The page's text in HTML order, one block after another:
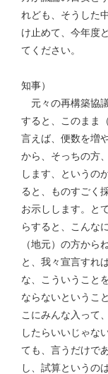
れども、そうした
け止めて、今年度
てください。
知事）
元々の再構築協
すると、このまま
言えば、便数を増
から、そっちの方
します、というの
ると、ものすごく
お示しします。と
らすると、こんな
（地元）の方から
と、我々宣言すれ
な、こういうこと
ならないというこ
こにみんな入って
したらいいじゃな
ても、言うだけで
し、試算というの